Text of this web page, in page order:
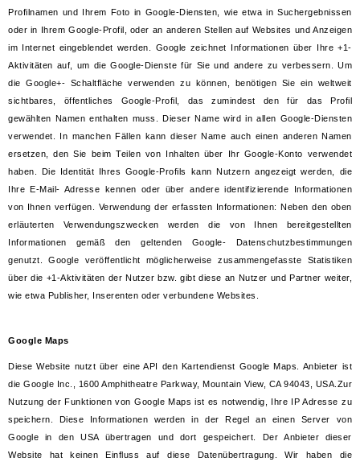
Profilnamen und Ihrem Foto in Google-Diensten, wie etwa in Suchergebnissen
oder in Ihrem Google-Profil, oder an anderen Stellen auf Websites und Anzeigen
im Internet eingeblendet werden. Google zeichnet Informationen über Ihre +1-
Aktivitäten auf, um die Google-Dienste für Sie und andere zu verbessern. Um
die Google+- Schaltfläche verwenden zu können, benötigen Sie ein weltweit
sichtbares, öffentliches Google-Profil, das zumindest den für das Profil
gewählten Namen enthalten muss. Dieser Name wird in allen Google-Diensten
verwendet. In manchen Fällen kann dieser Name auch einen anderen Namen
ersetzen, den Sie beim Teilen von Inhalten über Ihr Google-Konto verwendet
haben. Die Identität Ihres Google-Profils kann Nutzern angezeigt werden, die
Ihre E-Mail- Adresse kennen oder über andere identifizierende Informationen
von Ihnen verfügen. Verwendung der erfassten Informationen: Neben den oben
erläuterten Verwendungszwecken werden die von Ihnen bereitgestellten
Informationen gemäß den geltenden Google- Datenschutzbestimmungen
genutzt. Google veröffentlicht möglicherweise zusammengefasste Statistiken
über die +1-Aktivitäten der Nutzer bzw. gibt diese an Nutzer und Partner weiter,
wie etwa Publisher, Inserenten oder verbundene Websites.
Google Maps
Diese Website nutzt über eine API den Kartendienst Google Maps. Anbieter ist
die Google Inc., 1600 Amphitheatre Parkway, Mountain View, CA 94043, USA.Zur
Nutzung der Funktionen von Google Maps ist es notwendig, Ihre IP Adresse zu
speichern. Diese Informationen werden in der Regel an einen Server von
Google in den USA übertragen und dort gespeichert. Der Anbieter dieser
Website hat keinen Einfluss auf diese Datenübertragung. Wir haben die